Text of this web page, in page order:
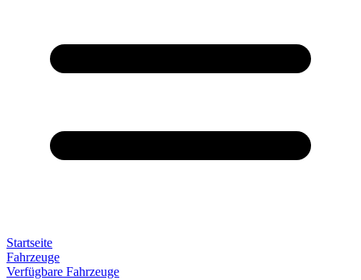
Startseite
Fahrzeuge
Verfügbare Fahrzeuge